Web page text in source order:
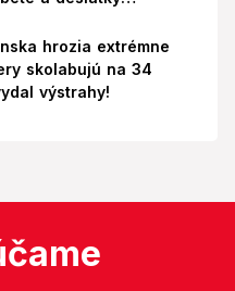
hrozia extrémne
skolabujú na 34
výstrahy!